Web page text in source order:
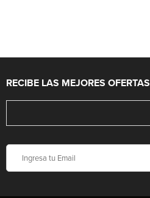
RECIBE LAS MEJORES OFERTAS